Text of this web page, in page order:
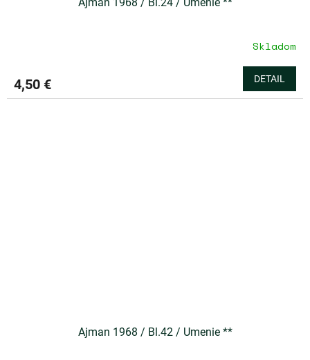
Skladom
4,50 € DETAIL
Ajman 1968 / Bl.42 / Umenie **